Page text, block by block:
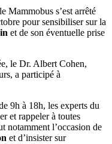
Mammobus s’est arrêté
pour sensibiliser sur la
et de son éventuelle prise
le Dr. Albert Cohen,
a participé à
9h à 18h, les experts du
et rappeler à toutes
notamment l’occasion de
et d’insister sur